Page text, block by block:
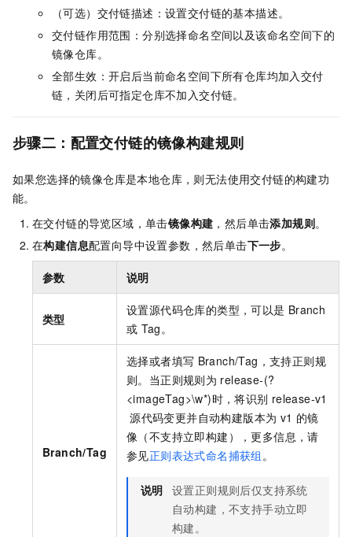
（可选）交付链描述：设置交付链的基本描述。
交付链作用范围：分别选择命名空间以及该命名空间下的
镜像仓库。
全部生效：开启后当前命名空间下所有仓库均加入交付
链，关闭后可指定仓库不加入交付链。
步骤二：配置交付链的镜像构建规则
如果您选择的镜像仓库是本地仓库，则无法使用交付链的构建功
能。
在交付链的导览区域，单击镜像构建 ，然后单击添加规则。
在构建信息配置向导中设置参数，然后单击下一步。
参数 说明
类型
设置源代码仓库的类型，可以是 Branch
或 Tag。
Branch/Tag
选择或者填写 Branch/Tag，支持正则规
则。当正则规则为 release-(?
<imageTag>\w*)时，将识别 release-v1
源代码变更并自动构建版本为 v1 的镜
像（不支持立即构建），更多信息，请
参见正则表达式命名捕获组 。
说明 设置正则规则后仅支持系统
自动构建，不支持手动立即
构建。